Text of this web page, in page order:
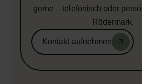
gerne – telefonisch oder
Rödermark.
Kontakt aufnehmen